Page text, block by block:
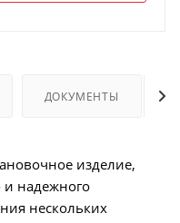
ДОКУМЕНТЫ
изделие,
и надежного
нескольких